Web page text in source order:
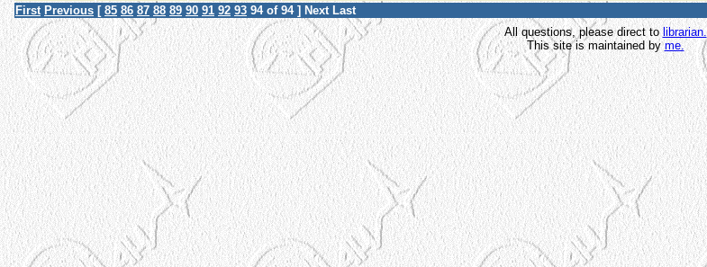
First Previous [ 85 86 87 88 89 90 91 92 93 94of 94 ] Next Last
All questions, please direct to librarian.
This site is maintained byme.